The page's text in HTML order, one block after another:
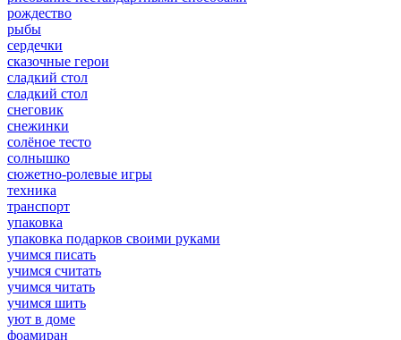
рождество
рыбы
сердечки
сказочные герои
сладкий стол
сладкий стол
снеговик
снежинки
солёное тесто
солнышко
сюжетно-ролевые игры
техника
транспорт
упаковка
упаковка подарков своими руками
учимся писать
учимся считать
учимся читать
учимся шить
уют в доме
фоамиран